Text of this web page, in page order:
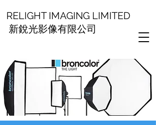
RELIGHT IMAGING LIMITED
新銳光影像有限公司